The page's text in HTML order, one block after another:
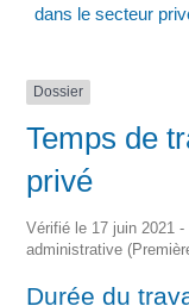
dans le secteur
Dossier
Temps de
privé
Vérifié le 17 juin 2021
administrative
Durée du